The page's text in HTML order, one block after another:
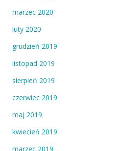
marzec 2020
luty 2020
grudzień 2019
listopad 2019
sierpień 2019
czerwiec 2019
maj 2019
kwiecień 2019
marzec 2019